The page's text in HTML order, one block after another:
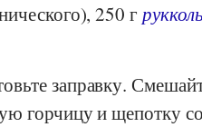
250 г
заправку.
горчицу и щепотку